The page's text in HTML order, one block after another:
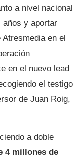
a nivel nacional
años y aportar
en el
en el nuevo lead
el testigo
de Juan Roig,
a doble
4 millones de